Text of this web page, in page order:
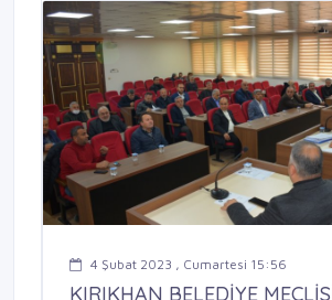
4 Şubat 2023 , Cumartesi 15:56
KIRIKHAN BELEDİYE